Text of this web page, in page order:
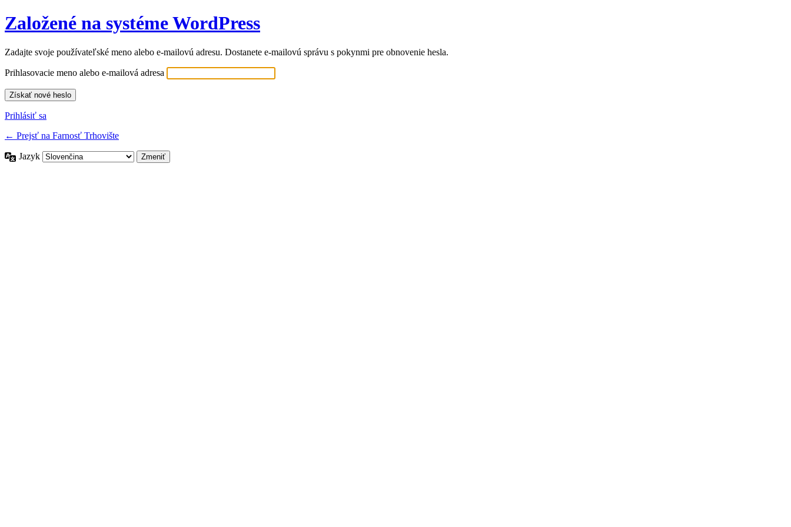
Založené na systéme WordPress
Zadajte svoje používateľské meno alebo e-mailovú adresu. Dostanete e-mailovú správu s pokynmi pre obnovenie hesla.
Prihlasovacie meno alebo e-mailová adresa
Prihlásiť sa
← Prejsť na Farnosť Trhovište
Jazyk